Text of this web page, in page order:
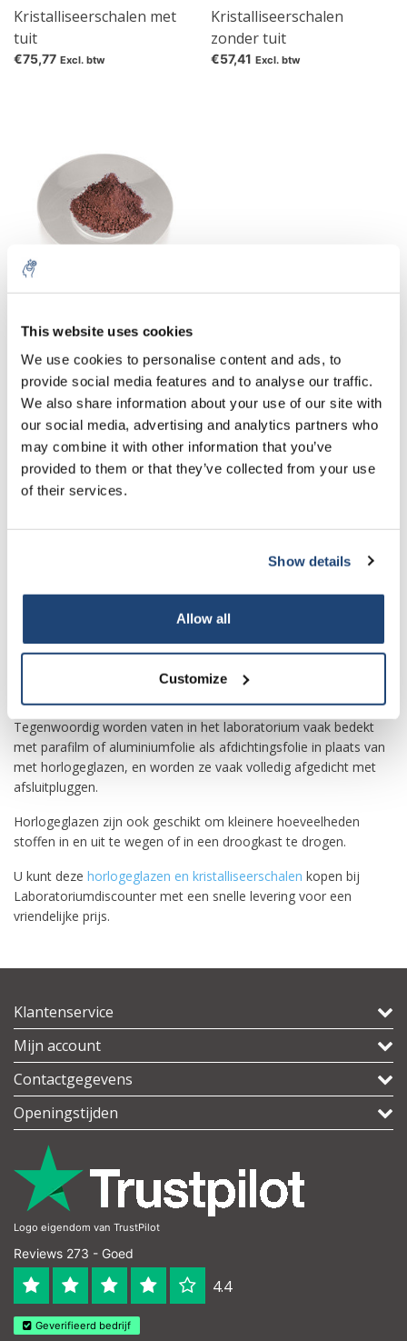
This website uses cookies
We use cookies to personalise content and ads, to
provide social media features and to analyse our traffic.
We also share information about your use of our site with
our social media, advertising and analytics partners who
may combine it with other information that you’ve
provided to them or that they’ve collected from your use
of their services.
Show details
Allow all
Customize
Kristalliseerschalen met
tuit
€75,77 Excl. btw
Kristalliseerschalen
zonder tuit
€57,41 Excl. btw
€35,52 Excl. btw
In de chemische laboratoriumtechnologie worden gebogen
schijven van transparant materiaal met een diameter van zes
tot 20 centimeterhorlogeglas
Door de holle vorm kunnen kleine hoeveelheden vloeistoffen in
horlogeglazen worden gegoten om ze te laten verdampen.
Horlogeglazen van borosilicaatglas kunnen ook boven
bunsenbranders worden verwarmd om de verdamping te
het openen van kolven of flessen kort af te dekken als
bescherming tegen vervuiling, spatten en sterke verdamping.
Tegenwoordig worden vaten in het laboratorium vaak bedekt
met parafilm of aluminiumfolie als afdichtingsfolie in plaats van
met horlogeglazen, en worden ze vaak volledig afgedicht met
afsluitpluggen.
Horlogeglazen zijn ook geschikt om kleinere hoeveelheden
stoffen in en uit te wegen of in een droogkast te drogen.
U kunt deze horlogeglazen en kristalliseerschalen kopen bij
Laboratoriumdiscounter met een snelle levering voor een
vriendelijke prijs.
Klantenservice
Mijn account
Contactgegevens
Openingstijden
Logo eigendom van TrustPilot
Reviews 273 - Goed
4.4
Geverifieerd bedrijf